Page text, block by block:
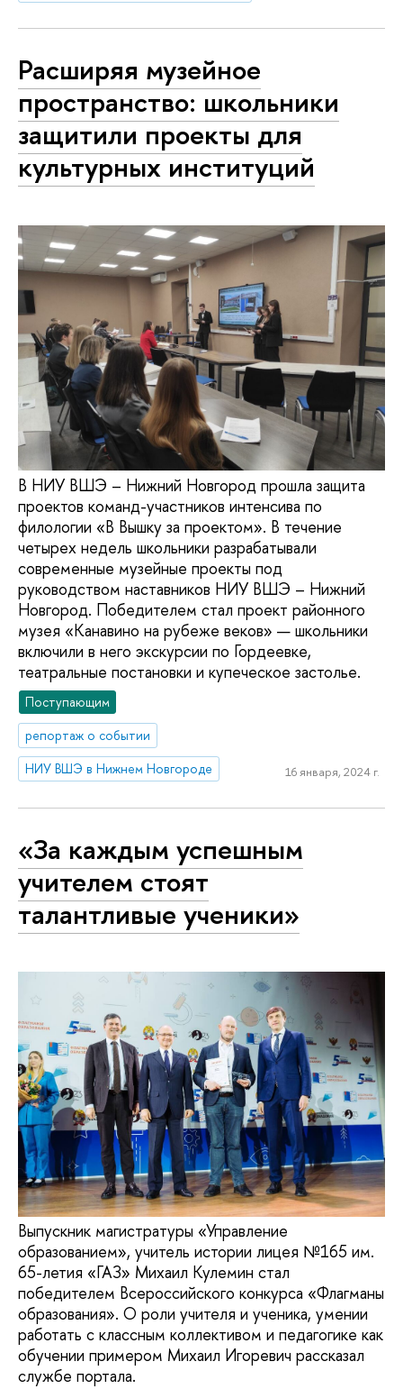
Расширяя музейное
пространство: школьники
защитили проекты для
культурных институций
В НИУ ВШЭ – Нижний Новгород прошла защита
проектов команд-участников интенсива по
филологии «В Вышку за проектом». В течение
четырех недель школьники разрабатывали
современные музейные проекты под
руководством наставников НИУ ВШЭ – Нижний
Новгород. Победителем стал проект районного
музея «Канавино на рубеже веков» — школьники
включили в него экскурсии по Гордеевке,
театральные постановки и купеческое застолье.
Поступающим
репортаж о событии
НИУ ВШЭ в Нижнем Новгороде
16 января, 2024 г.
«За каждым успешным
учителем стоят
талантливые ученики»
Выпускник магистратуры «Управление
образованием», учитель истории лицея №165 им.
65-летия «ГАЗ» Михаил Кулемин стал
победителем Всероссийского конкурса «Флагманы
образования». О роли учителя и ученика, умении
работать с классным коллективом и педагогике как
обучении примером Михаил Игоревич рассказал
службе портала.